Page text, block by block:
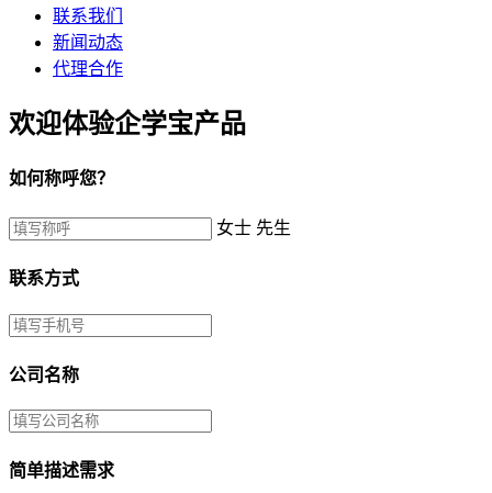
联系我们
新闻动态
代理合作
欢迎体验企学宝产品
如何称呼您？
女士 先生
联系方式
公司名称
简单描述需求